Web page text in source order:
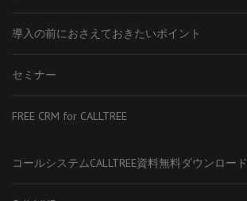
導入の前におさえておきたいポイント
セミナー
FREE CRM for CALLTREE
コールシステムCALLTREE資料無料ダウンロード